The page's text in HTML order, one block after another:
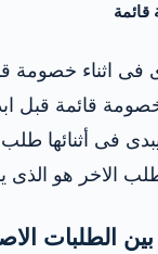
فى اثناء خصومة
قائمة قبل
فى أثنائها
الاخر هو
بين الطلبات